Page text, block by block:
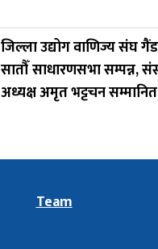
जिल्ला उद्योग वाणिज्य संघ
सातौँ साधारणसभा सम्पन्न,
अध्यक्ष अमृत भट्टचन सम्मानित
Team